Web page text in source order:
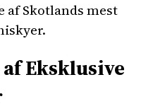
Skotlands mest
Eksklusive